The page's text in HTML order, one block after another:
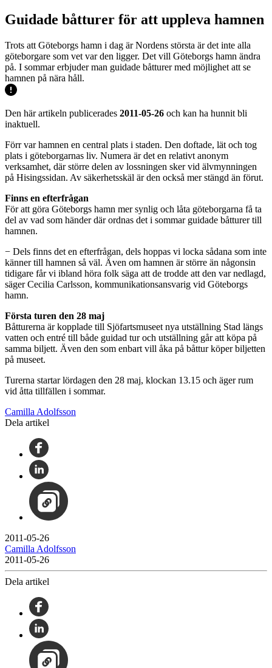
Guidade båtturer för att uppleva hamnen
Trots att Göteborgs hamn i dag är Nordens största är det inte alla
göteborgare som vet var den ligger. Det vill Göteborgs hamn ändra
på. I sommar erbjuder man guidade båtturer med möjlighet att se
hamnen på nära håll.
Den här artikeln publicerades 2011-05-26 och kan ha hunnit bli
inaktuell.
Förr var hamnen en central plats i staden. Den doftade, lät och tog
plats i göteborgarnas liv. Numera är det en relativt anonym
verksamhet, där större delen av lossningen sker vid älvmynningen
på Hisingssidan. Av säkerhetsskäl är den också mer stängd än förut.
Finns en efterfrågan
För att göra Göteborgs hamn mer synlig och låta göteborgarna få ta
del av vad som händer där ordnas det i sommar guidade båtturer till
hamnen.
− Dels finns det en efterfrågan, dels hoppas vi locka sådana som inte
känner till hamnen så väl. Även om hamnen är större än någonsin
tidigare får vi ibland höra folk säga att de trodde att den var nedlagd,
säger Cecilia Carlsson, kommunikationsansvarig vid Göteborgs
hamn.
Första turen den 28 maj
Båtturerna är kopplade till Sjöfartsmuseet nya utställning Stad längs
vatten och entré till både guidad tur och utställning går att köpa på
samma biljett. Även den som enbart vill åka på båttur köper biljetten
på museet.
Turerna startar lördagen den 28 maj, klockan 13.15 och äger rum
vid åtta tillfällen i sommar.
Camilla Adolfsson
Dela artikel
2011-05-26
Camilla Adolfsson
2011-05-26
Dela artikel